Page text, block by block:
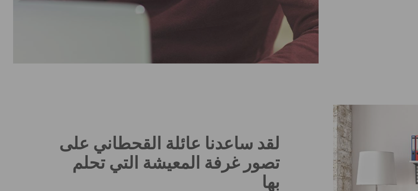
لقد ساعدنا عائلة القحطاني على
تصور غرفة المعيشة التي تحلم
بها